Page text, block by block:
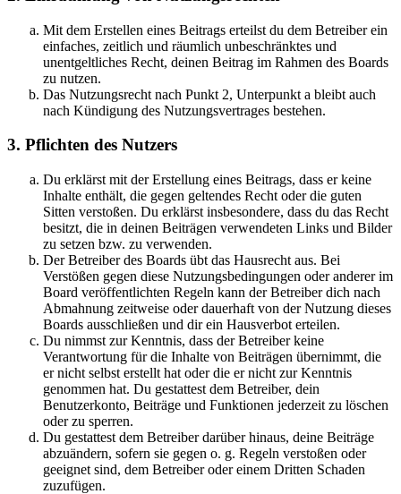
Mit dem Erstellen eines Beitrags erteilst du dem Betreiber ein
einfaches, zeitlich und räumlich unbeschränktes und
unentgeltliches Recht, deinen Beitrag im Rahmen des Boards
zu nutzen.
Das Nutzungsrecht nach Punkt 2, Unterpunkt a bleibt auch
nach Kündigung des Nutzungsvertrages bestehen.
3. Pflichten des Nutzers
Du erklärst mit der Erstellung eines Beitrags, dass er keine
Inhalte enthält, die gegen geltendes Recht oder die guten
Sitten verstoßen. Du erklärst insbesondere, dass du das Recht
besitzt, die in deinen Beiträgen verwendeten Links und Bilder
zu setzen bzw. zu verwenden.
Der Betreiber des Boards übt das Hausrecht aus. Bei
Verstößen gegen diese Nutzungsbedingungen oder anderer im
Board veröffentlichten Regeln kann der Betreiber dich nach
Abmahnung zeitweise oder dauerhaft von der Nutzung dieses
Boards ausschließen und dir ein Hausverbot erteilen.
Du nimmst zur Kenntnis, dass der Betreiber keine
Verantwortung für die Inhalte von Beiträgen übernimmt, die
er nicht selbst erstellt hat oder die er nicht zur Kenntnis
genommen hat. Du gestattest dem Betreiber, dein
Benutzerkonto, Beiträge und Funktionen jederzeit zu löschen
oder zu sperren.
Du gestattest dem Betreiber darüber hinaus, deine Beiträge
abzuändern, sofern sie gegen o. g. Regeln verstoßen oder
geeignet sind, dem Betreiber oder einem Dritten Schaden
zuzufügen.